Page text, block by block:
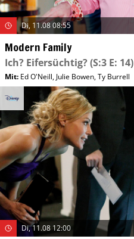
Di, 11.08 08:55
Modern Family
Ich? Eifersüchtig?(S:3 E: 14)
Mit: Ed O'Neill, Julie Bowen,Ty Burrell
Di, 11.08 12:00